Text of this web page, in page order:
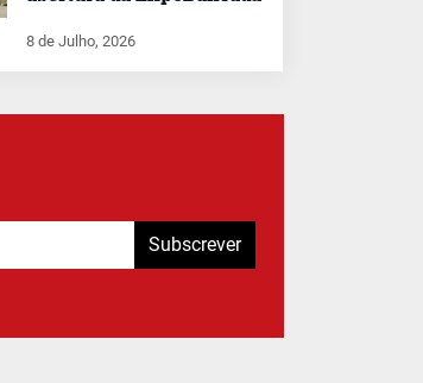
8 de Julho, 2026
Subscrever